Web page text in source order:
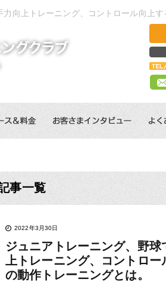
向上トレーニング、コントロール向上す
事一覧
2022年3月30日
ジュニアトレーニング、野球
上トレーニング、コントロー
の動作トレーニングとは。